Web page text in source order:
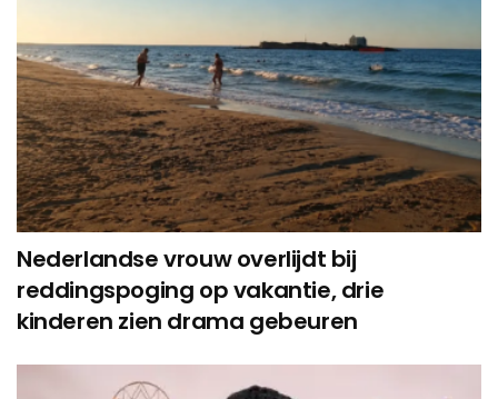
Nederlandse vrouw overlijdt bij
reddingspoging op vakantie, drie
kinderen zien drama gebeuren